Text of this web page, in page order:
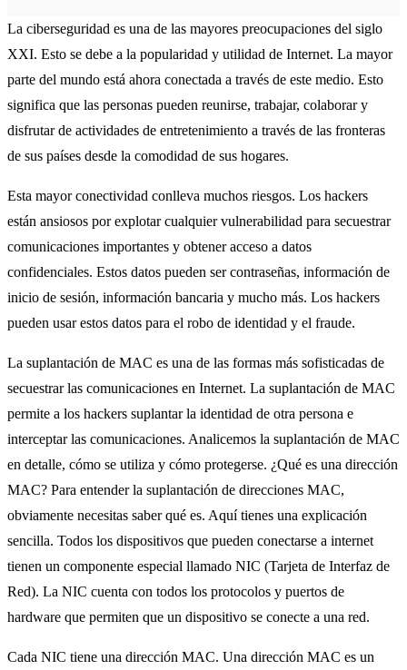
La ciberseguridad es una de las mayores preocupaciones del siglo
XXI. Esto se debe a la popularidad y utilidad de Internet. La mayor
parte del mundo está ahora conectada a través de este medio. Esto
significa que las personas pueden reunirse, trabajar, colaborar y
disfrutar de actividades de entretenimiento a través de las fronteras
de sus países desde la comodidad de sus hogares.
Esta mayor conectividad conlleva muchos riesgos. Los hackers
están ansiosos por explotar cualquier vulnerabilidad para secuestrar
comunicaciones importantes y obtener acceso a datos
confidenciales. Estos datos pueden ser contraseñas, información de
inicio de sesión, información bancaria y mucho más. Los hackers
pueden usar estos datos para el robo de identidad y el fraude.
La suplantación de MAC es una de las formas más sofisticadas de
secuestrar las comunicaciones en Internet. La suplantación de MAC
permite a los hackers suplantar la identidad de otra persona e
interceptar las comunicaciones. Analicemos la suplantación de MAC
en detalle, cómo se utiliza y cómo protegerse. ¿Qué es una dirección
MAC? Para entender la suplantación de direcciones MAC,
obviamente necesitas saber qué es. Aquí tienes una explicación
sencilla. Todos los dispositivos que pueden conectarse a internet
tienen un componente especial llamado NIC (Tarjeta de Interfaz de
Red). La NIC cuenta con todos los protocolos y puertos de
hardware que permiten que un dispositivo se conecte a una red.
Cada NIC tiene una dirección MAC. Una dirección MAC es un